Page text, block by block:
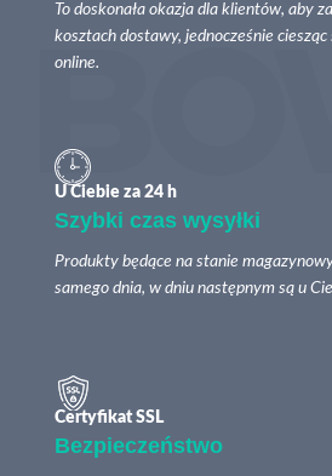
To doskonała okazja dla klientów, aby
kosztach dostawy, jednocześnie
online.
U Ciebie za 24 h
Szybki czas wysyłki
Produkty będące na stanie
samego dnia, w dniu następnym są u
Certyfikat SSL
Bezpieczeństwo